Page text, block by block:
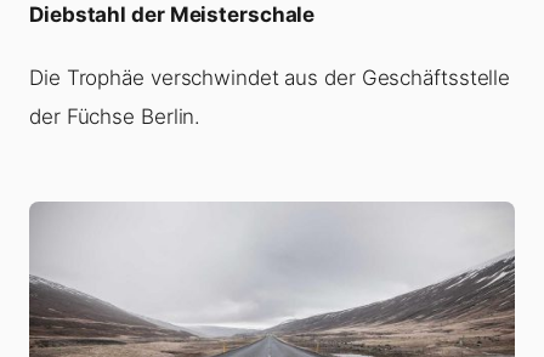
Diebstahl der Meisterschale
Die Trophäe verschwindet aus der Geschäftsstelle
der Füchse Berlin.